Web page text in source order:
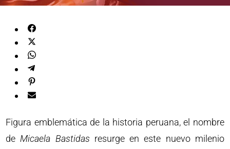
Figura emblemática de la historia peruana, el nombre
de Micaela Bastidas resurge en este nuevo milenio